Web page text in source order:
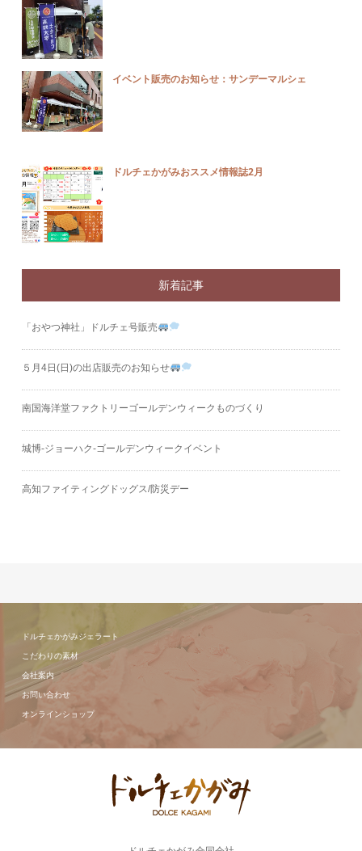
イベント販売のお知らせ：サンデーマルシェ
ドルチェかがみおススメ情報誌2月
新着記事
「おやつ神社」ドルチェ号販売
５月4日(日)の出店販売のお知らせ
南国海洋堂ファクトリーゴールデンウィークものづくり
城博‐ジョーハク‐ゴールデンウィークイベント
高知ファイティングドッグス/防災デー
ドルチェかがみジェラート
こだわりの素材
会社案内
お問い合わせ
オンラインショップ